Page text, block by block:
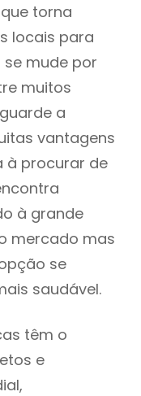
torna
locais para
se mude por
muitos
a
vantagens
à procurar de
à grande
mercado mas
se
saudável.
têm o
e